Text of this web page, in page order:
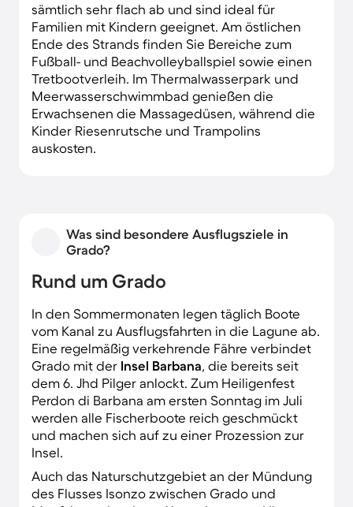
sämtlich sehr flach ab und sind ideal für
Familien mit Kindern geeignet. Am östlichen
Ende des Strands finden Sie Bereiche zum
Fußball- und Beachvolleyballspiel sowie einen
Tretbootverleih. Im Thermalwasserpark und
Meerwasserschwimmbad genießen die
Erwachsenen die Massagedüsen, während die
Kinder Riesenrutsche und Trampolins
auskosten.
Was sind besondere Ausflugsziele in
Grado?
Rund um Grado
In den Sommermonaten legen täglich Boote
vom Kanal zu Ausflugsfahrten in die Lagune ab.
Eine regelmäßig verkehrende Fähre verbindet
Grado mit der Insel Barbana, die bereits seit
dem 6. Jhd Pilger anlockt. Zum Heiligenfest
Perdon di Barbana am ersten Sonntag im Juli
werden alle Fischerboote reich geschmückt
und machen sich auf zu einer Prozession zur
Insel.
Auch das Naturschutzgebiet an der Mündung
des Flusses Isonzo zwischen Grado und